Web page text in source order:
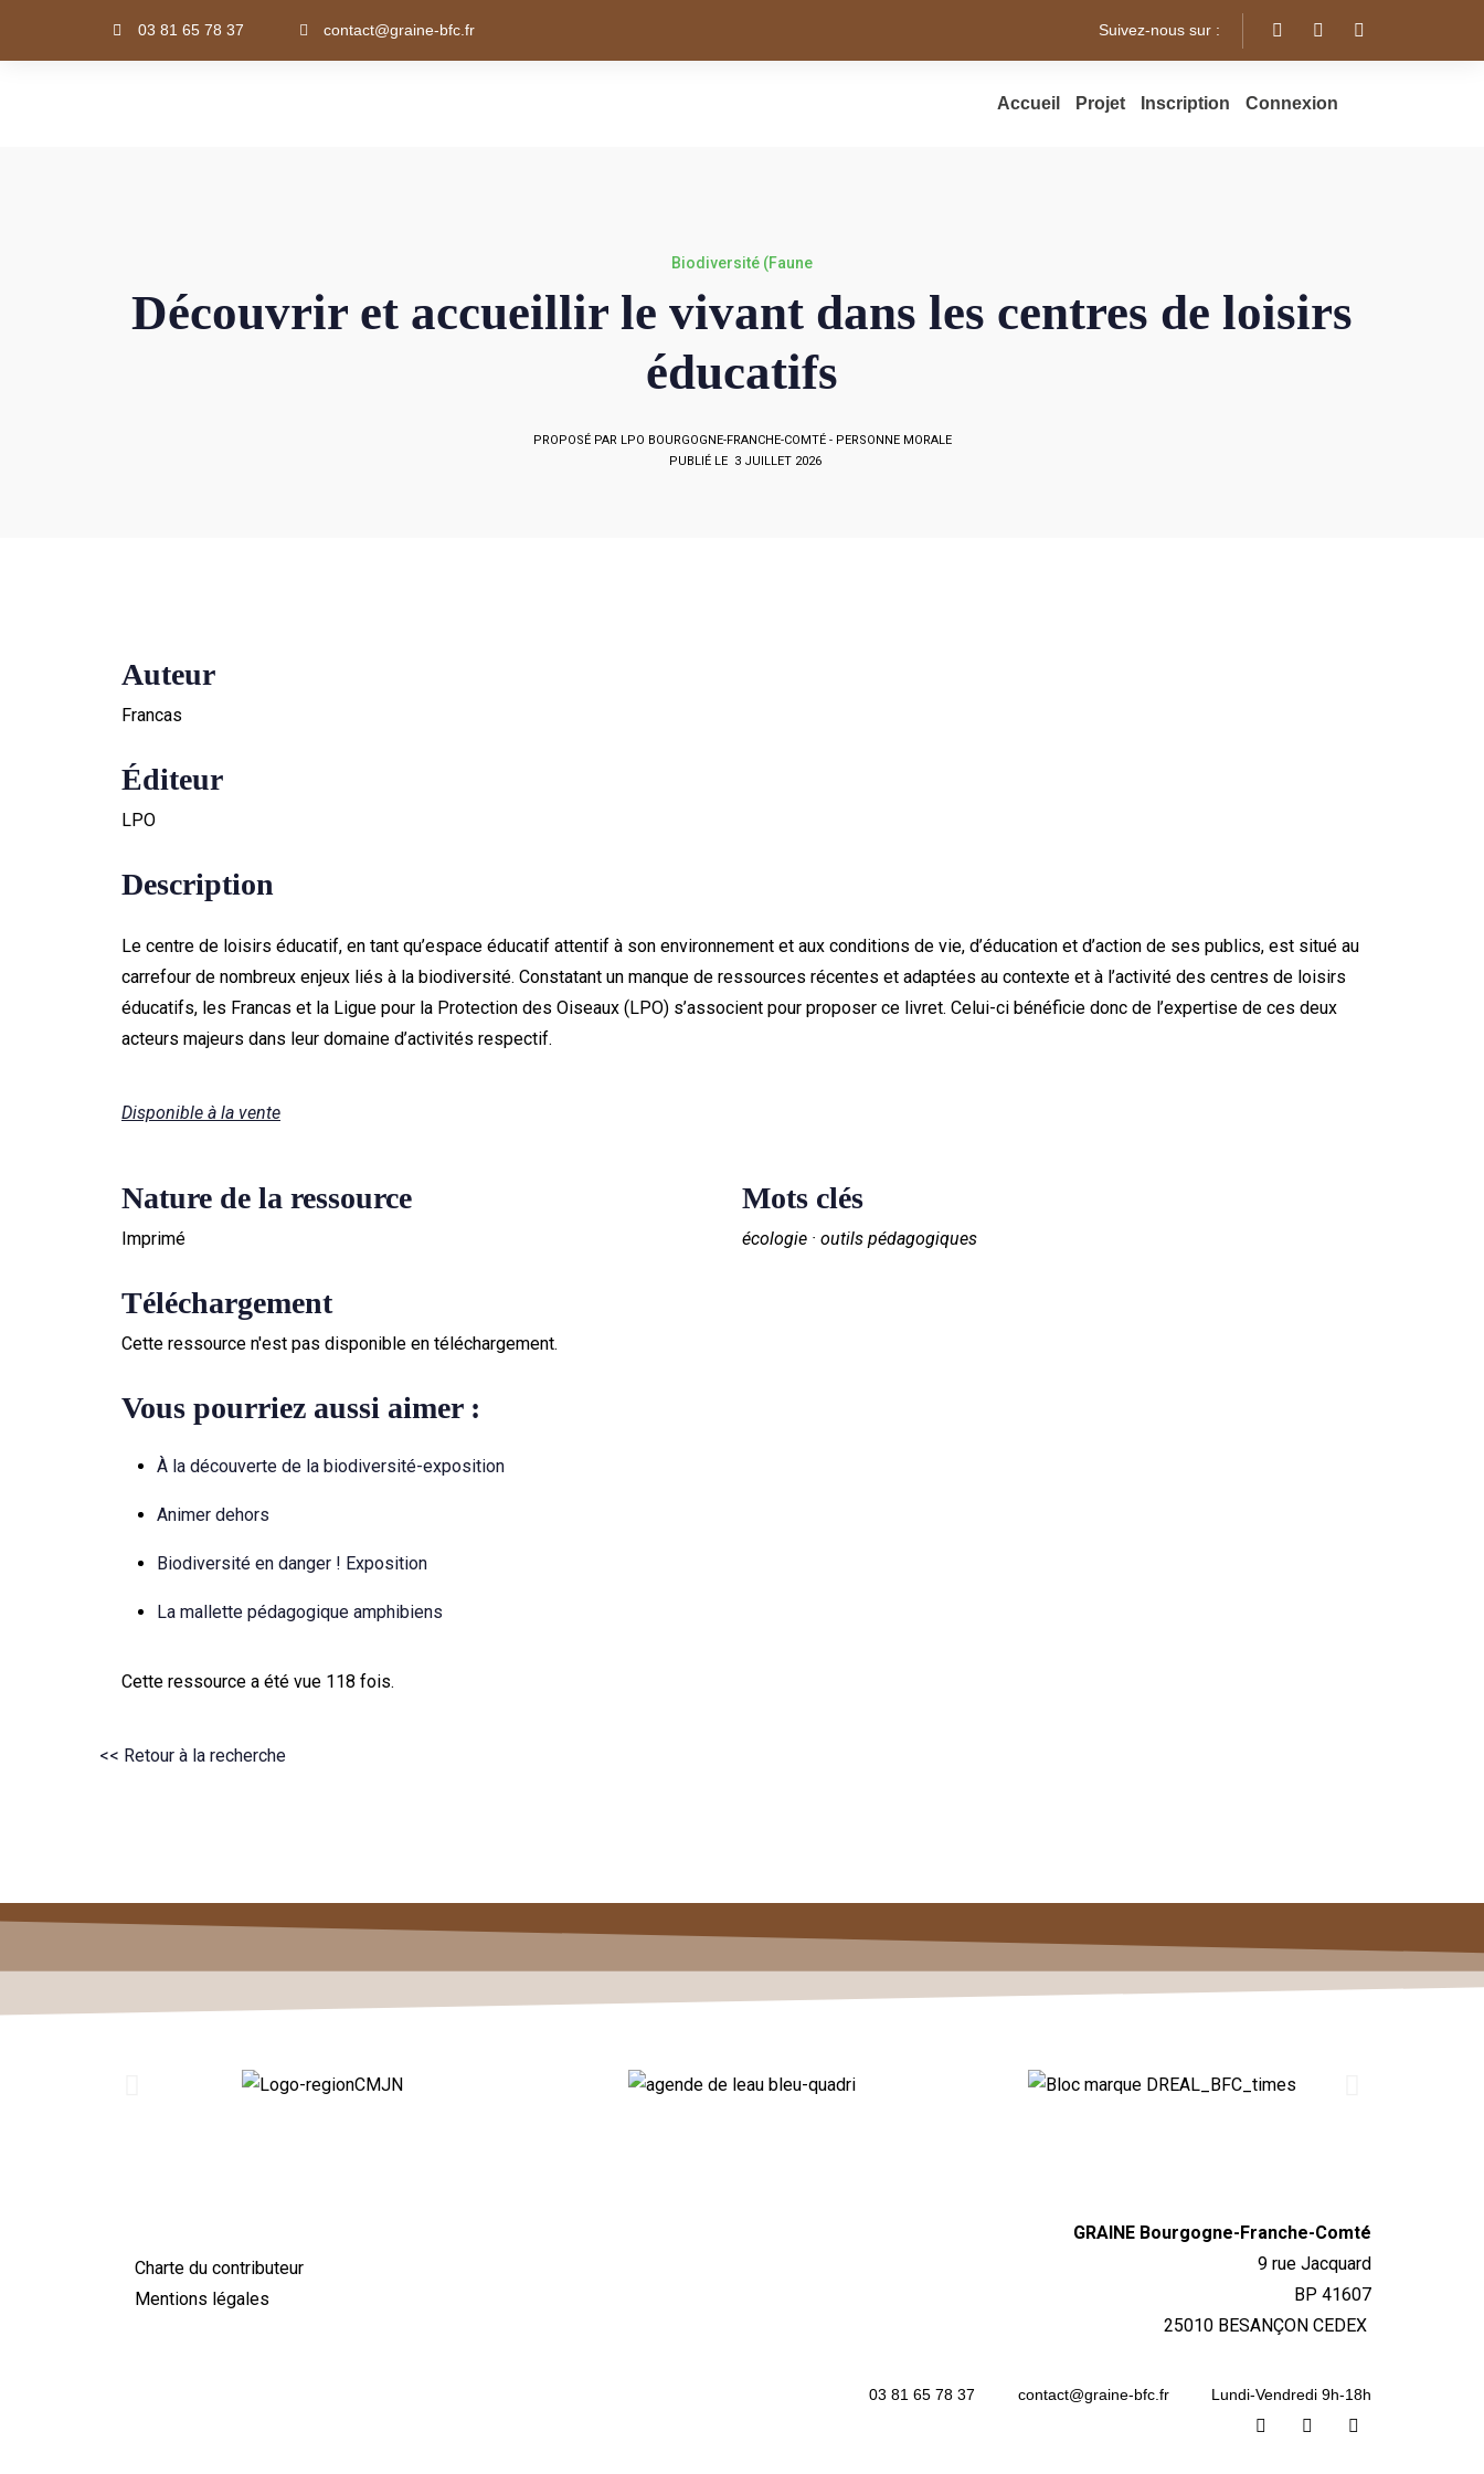
03 81 65 78 37 contact@graine-bfc.fr Suivez-nous sur :
Accueil Projet Inscription Connexion
Biodiversité (Faune
Découvrir et accueillir le vivant dans les centres de loisirs
éducatifs
PROPOSÉ PAR LPO BOURGOGNE-FRANCHE-COMTÉ - PERSONNE MORALE
PUBLIÉ LE 3 JUILLET 2026
Auteur
Francas
Éditeur
LPO
Description
Le centre de loisirs éducatif, en tant qu’espace éducatif attentif à son environnement et aux conditions de vie, d’éducation et d’action de ses publics, est situé au
carrefour de nombreux enjeux liés à la biodiversité. Constatant un manque de ressources récentes et adaptées au contexte et à l’activité des centres de loisirs
éducatifs, les Francas et la Ligue pour la Protection des Oiseaux (LPO) s’associent pour proposer ce livret. Celui-ci bénéficie donc de l’expertise de ces deux
acteurs majeurs dans leur domaine d’activités respectif.
Disponible à la vente
Nature de la ressource
Imprimé
Téléchargement
Cette ressource n'est pas disponible en téléchargement.
Vous pourriez aussi aimer :
À la découverte de la biodiversité-exposition
Animer dehors
Biodiversité en danger ! Exposition
La mallette pédagogique amphibiens
Cette ressource a été vue 118 fois.
Mots clés
écologie · outils pédagogiques
<< Retour à la recherche
Charte du contributeur
Mentions légales
GRAINE Bourgogne-Franche-Comté
9 rue Jacquard
BP 41607
25010 BESANÇON CEDEX
03 81 65 78 37 contact@graine-bfc.fr Lundi-Vendredi 9h-18h